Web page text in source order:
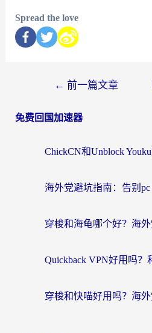
Spread the love
← 前一篇文章
免费回国加速器